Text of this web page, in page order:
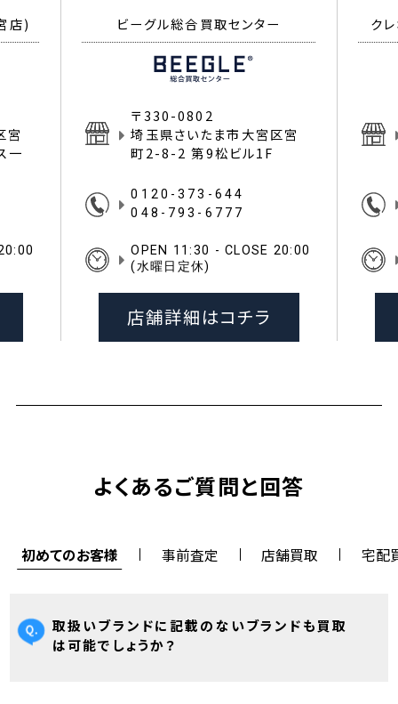
店)
宮
一
ビーグル総合買取センター
〒330-0802
埼玉県さいたま市大宮区宮
町2-8-2 第9松ビル1F
0120-373-644
048-793-6777
OPEN 11:30 - CLOSE 20:00
(水曜日定休)
店舗詳細はコチラ
ク
よくあるご質問と回答
初めてのお客様 事前査定 店舗買取 宅配
取扱いブランドに記載のないブランドも買取
は可能でしょうか？